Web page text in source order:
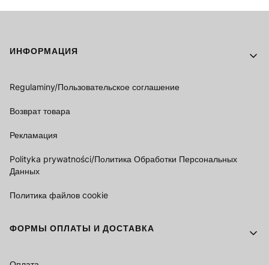
Footer menu
ИНФОРМАЦИЯ
Regulaminy/Пользовательское соглашение
Возврат товара
Рекламация
Polityka prywatności/Политика Обработки Персональных
Данных
Политика файлов cookie
ФОРМЫ ОПЛАТЫ И ДОСТАВКА